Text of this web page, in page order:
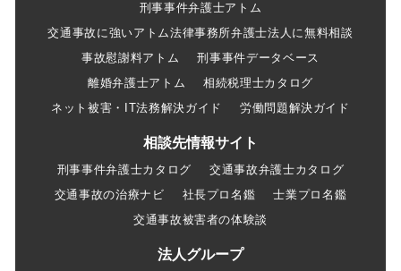
刑事事件弁護士アトム
交通事故に強いアトム法律事務所弁護士法人に無料相談
事故慰謝料アトム
刑事事件データベース
離婚弁護士アトム
相続税理士カタログ
ネット被害・IT法務解決ガイド
労働問題解決ガイド
相談先情報サイト
刑事事件弁護士カタログ
交通事故弁護士カタログ
交通事故の治療ナビ
社長プロ名鑑
士業プロ名鑑
交通事故被害者の体験談
法人グループ